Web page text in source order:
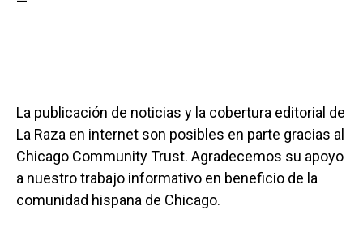
La publicación de noticias y la cobertura editorial de
La Raza en internet son posibles en parte gracias al
Chicago Community Trust. Agradecemos su apoyo
a nuestro trabajo informativo en beneficio de la
comunidad hispana de Chicago.